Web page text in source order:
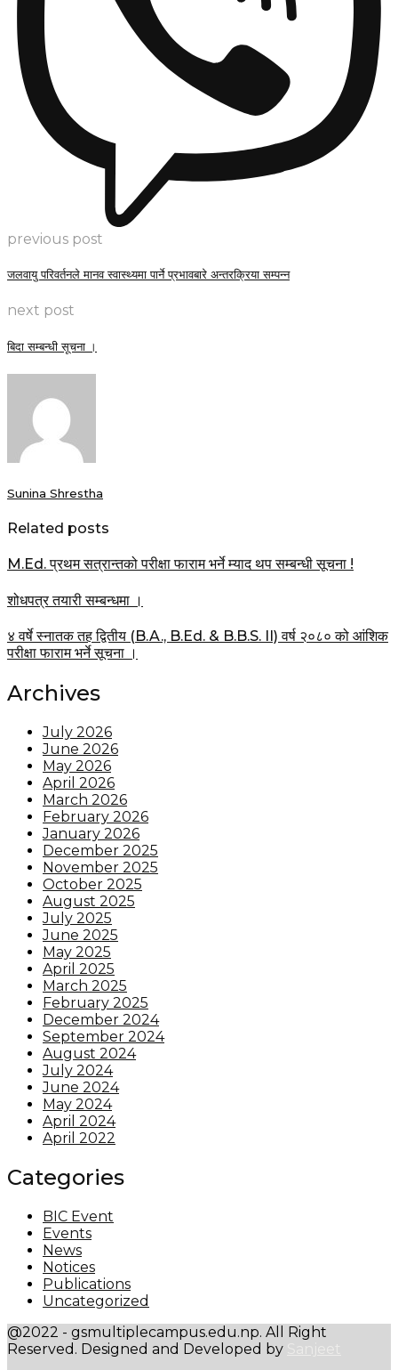
previous post
जलवायु परिवर्तनले मानव स्वास्थ्यमा पार्ने प्रभावबारे अन्तरक्रिया सम्पन्न
next post
बिदा सम्बन्धी सूचना ।
Sunina Shrestha
Related posts
M.Ed. प्रथम सत्रान्तको परीक्षा फाराम भर्ने म्याद थप सम्बन्धी सूचना !
शोधपत्र तयारी सम्बन्धमा ।
४ वर्षे स्नातक तह द्वितीय (B.A., B.Ed. & B.B.S. II) वर्ष २०८० को आंशिक
परीक्षा फाराम भर्ने सूचना ।
Archives
July 2026
June 2026
May 2026
April 2026
March 2026
February 2026
January 2026
December 2025
November 2025
October 2025
August 2025
July 2025
June 2025
May 2025
April 2025
March 2025
February 2025
December 2024
September 2024
August 2024
July 2024
June 2024
May 2024
April 2024
April 2022
Categories
BIC Event
Events
News
Notices
Publications
Uncategorized
@2022 - gsmultiplecampus.edu.np. All Right
Reserved. Designed and Developed by